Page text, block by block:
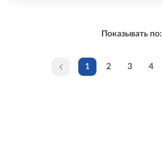
Показывать по:
1 2 3 4